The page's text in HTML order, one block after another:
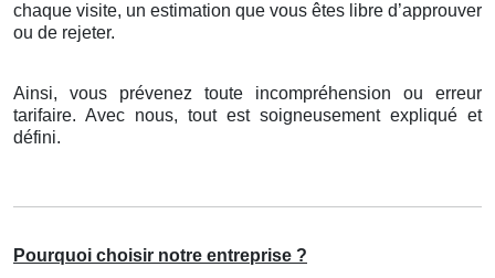
chaque visite, un estimation que vous êtes libre d’approuver
ou de rejeter.
Ainsi, vous prévenez toute incompréhension ou erreur
tarifaire. Avec nous, tout est soigneusement expliqué et
défini.
Pourquoi choisir notre entreprise ?